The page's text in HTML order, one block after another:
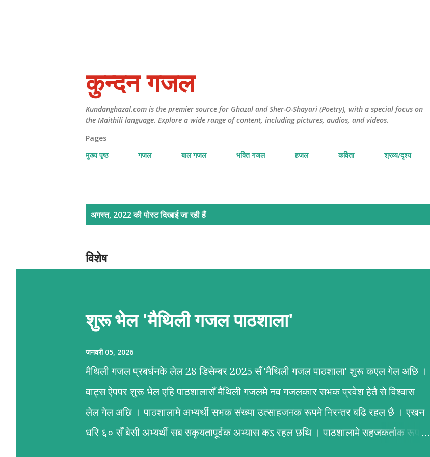
कुन्दन गजल
Kundanghazal.com is the premier source for Ghazal and Sher-O-Shayari (Poetry), with a special focus on
the Maithili language. Explore a wide range of content, including pictures, audios, and videos.
Pages
मुख्य पृष्ठ
गजल बाल गजल भक्ति गजल हजल कविता श्रव्य/दृश्य
अगस्त, 2022 की पोस्ट दिखाई जा रही हैं
विशेष
शुरू भेल 'मैथिली गजल पाठशाला'
जनवरी 05, 2026
मैथिली गजल प्रबर्धनके लेल 28 डिसेम्बर 2025 सँ 'मैथिली गजल पाठशाला' शुरू कएल गेल अछि ।
वाट्स ऐपपर शुरू भेल एहि पाठशालासँ मैथिली गजलमे नव गजलकार सभक प्रवेश हेतै से विश्वास
लेल गेल अछि । पाठशालामे अभ्यर्थी सभक संख्या उत्साहजनक रूपमे निरन्तर बढि रहल छै । एखन
धरि ६० सँ बेसी अभ्यर्थी सब सकृयतापूर्वक अभ्यास कऽ रहल छथि । पाठशालामे सहजकर्ताक रूपमे